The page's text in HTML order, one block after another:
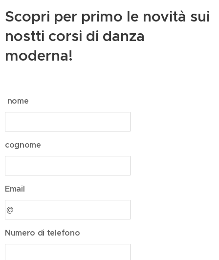
Scopri per primo le novità sui
nostti corsi di danza
moderna!
nome
cognome
Email
Numero di telefono